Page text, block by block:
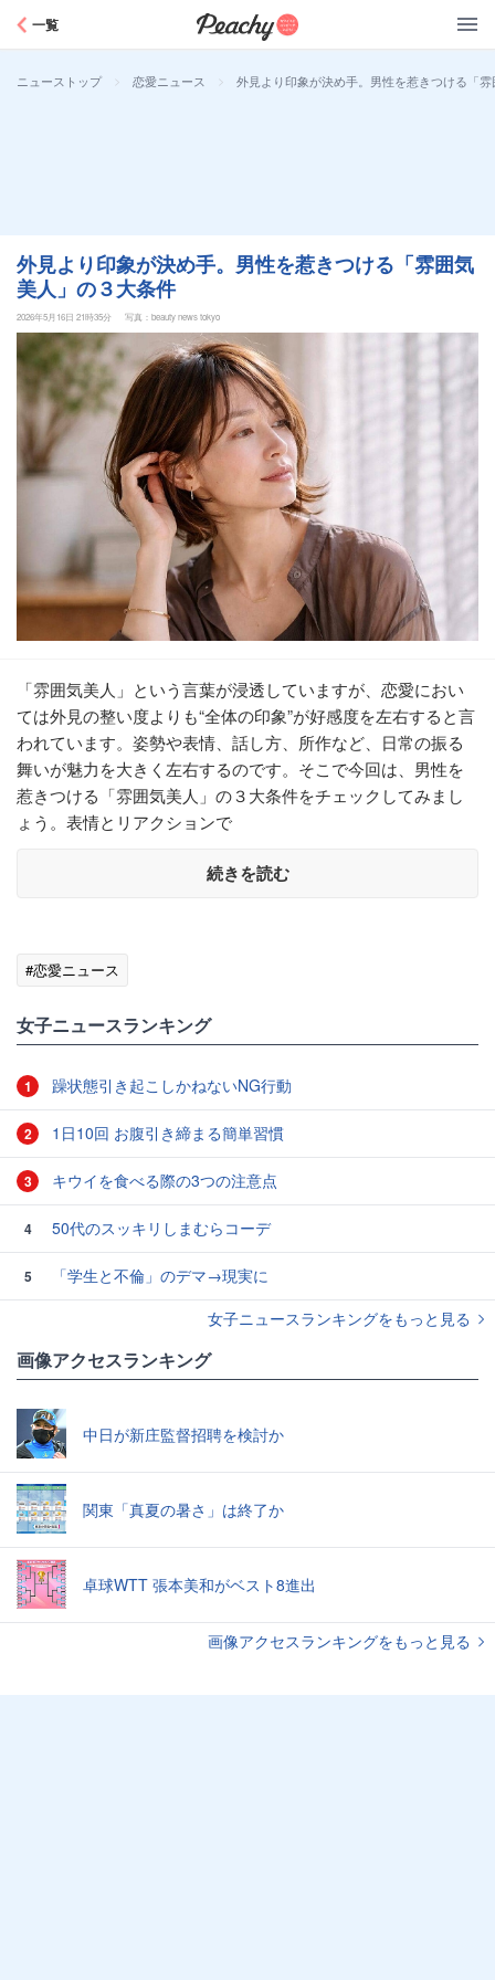
一覧
ニューストップ > 恋愛ニュース > 外見より印象が決め手。男性を惹きつける「
外見より印象が決め手。男性を惹きつける「雰囲気
美人」の３大条件
2026年5月16日 21時35分 写真：beauty news tokyo
「雰囲気美人」という言葉が浸透していますが、恋愛におい
ては外見の整い度よりも“全体の印象”が好感度を左右すると言
われています。姿勢や表情、話し方、所作など、日常の振る
舞いが魅力を大きく左右するのです。そこで今回は、男性を
惹きつける「雰囲気美人」の３大条件をチェックしてみまし
ょう。表情とリアクションで
続きを読む
#恋愛ニュース
女子ニュースランキング
1 躁状態引き起こしかねないNG行動
2 1日10回 お腹引き締まる簡単習慣
3 キウイを食べる際の3つの注意点
4 50代のスッキリしまむらコーデ
5
「学生と不倫」のデマ→現実に
女子ニュースランキングをもっと見る
画像アクセスランキング
中日が新庄監督招聘を検討か
関東「真夏の暑さ」は終了か
卓球WTT 張本美和がベスト8進出
画像アクセスランキングをもっと見る